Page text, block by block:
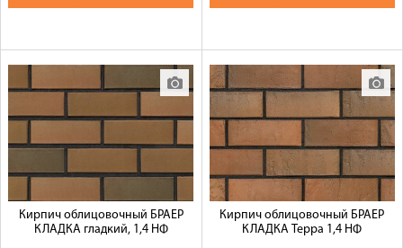
Кирпич облицовочный БРАЕР
КЛАДКА гладкий, 1,4 НФ
Кирпич облицовочный БРАЕР
КЛАДКА Терра 1,4 НФ